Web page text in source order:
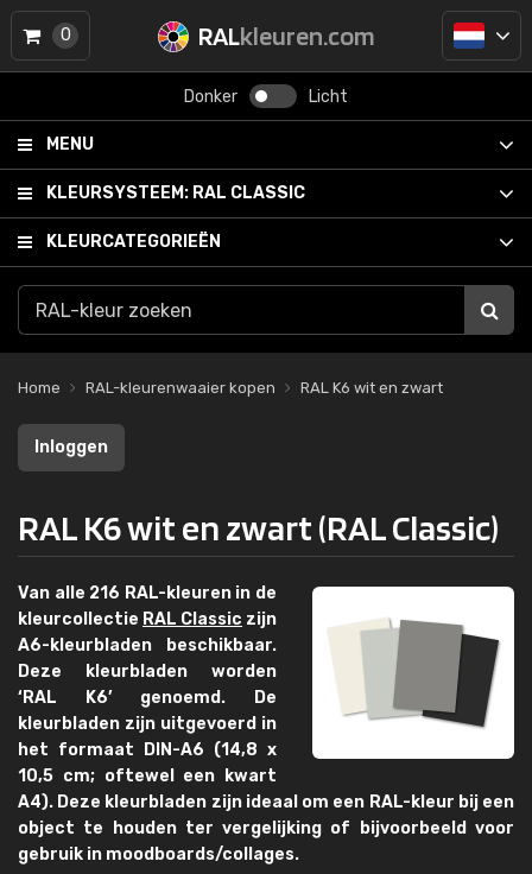
RALkleuren.com
Donker Licht
MENU
KLEURSYSTEEM: RAL CLASSIC
KLEURCATEGORIEËN
0
Home RAL-kleurenwaaier kopen RAL K6 wit en zwart
Inloggen
RAL K6 wit en zwart (RAL Classic)
Van alle 216 RAL-kleuren in de
kleurcollectie RAL Classic zijn
A6-kleurbladen beschikbaar.
Deze kleurbladen worden
‘RAL K6’ genoemd. De
kleurbladen zijn uitgevoerd in
het formaat DIN-A6 (14,8 x
10,5 cm; oftewel een kwart
A4). Deze kleurbladen zijn ideaal om een RAL-kleur bij een
object te houden ter vergelijking of bijvoorbeeld voor
gebruik in moodboards/collages.